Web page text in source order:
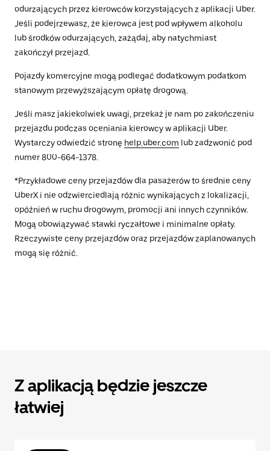
odurzających przez kierowców korzystających z aplikacji Uber.
Jeśli podejrzewasz, że kierowca jest pod wpływem alkoholu
lub środków odurzających, zażądaj, aby natychmiast
zakończył przejazd.
Pojazdy komercyjne mogą podlegać dodatkowym podatkom
stanowym przewyższającym opłatę drogową.
Jeśli masz jakiekolwiek uwagi, przekaż je nam po zakończeniu
przejazdu podczas oceniania kierowcy w aplikacji Uber.
Wystarczy odwiedzić stronę help.uber.com lub zadzwonić pod
numer 800-664-1378.
*Przykładowe ceny przejazdów dla pasażerów to średnie ceny
UberX i nie odzwierciedlają różnic wynikających z lokalizacji,
opóźnień w ruchu drogowym, promocji ani innych czynników.
Mogą obowiązywać stawki ryczałtowe i minimalne opłaty.
Rzeczywiste ceny przejazdów oraz przejazdów zaplanowanych
mogą się różnić.
Z aplikacją będzie jeszcze
łatwiej